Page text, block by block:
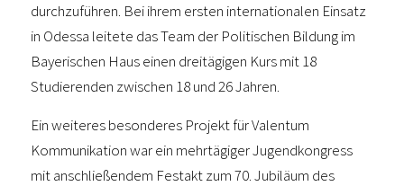
durchzuführen. Bei ihrem ersten internationalen Einsatz
in Odessa leitete das Team der Politischen Bildung im
Bayerischen Haus einen dreitägigen Kurs mit 18
Studierenden zwischen 18 und 26 Jahren.
Ein weiteres besonderes Projekt für Valentum
Kommunikation war ein mehrtägiger Jugendkongress
mit anschließendem Festakt zum 70. Jubiläum des